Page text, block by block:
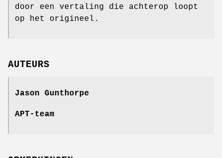
door een vertaling die achterop loopt
op het origineel.
AUTEURS
Jason Gunthorpe
APT-team